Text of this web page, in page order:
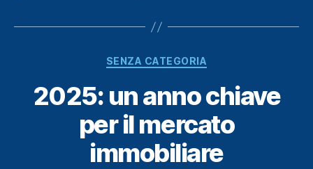
Categorie
SENZA CATEGORIA
2025: un anno chiave
per il mercato
immobiliare